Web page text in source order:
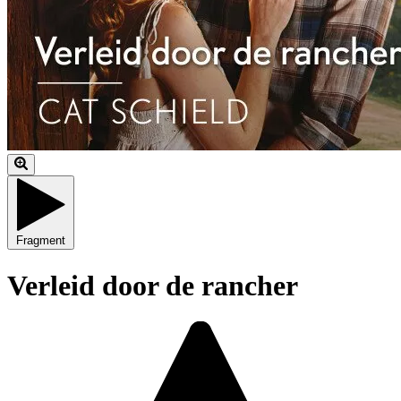
Fragment
Verleid door de rancher